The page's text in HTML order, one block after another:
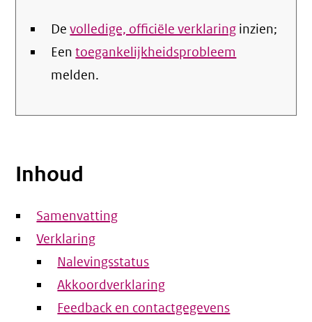
Devolledige, officiële verklaring inzien;
Eentoegankelijkheidsprobleem
melden.
Inhoud
Samenvatting
Verklaring
Nalevingsstatus
Akkoordverklaring
Feedback en contactgegevens